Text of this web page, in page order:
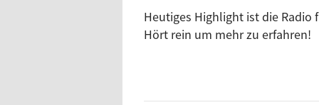
Heutiges Highlight ist die Radio
Hört rein um mehr zu erfahren!